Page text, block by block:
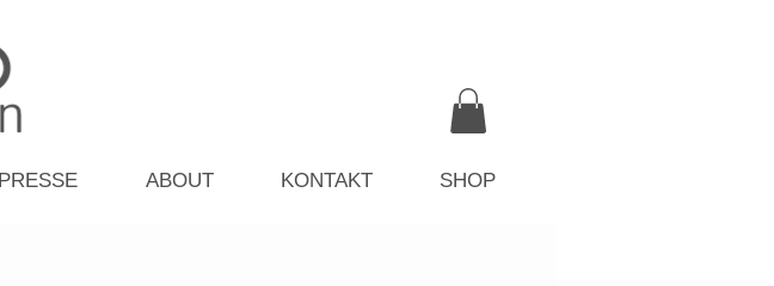
PRESSE ABOUT KONTAKT SHOP